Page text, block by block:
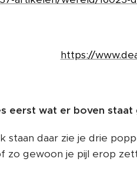
https://
eerst wat er boven
staan daar zie je drie
zo gewoon je pijl erop